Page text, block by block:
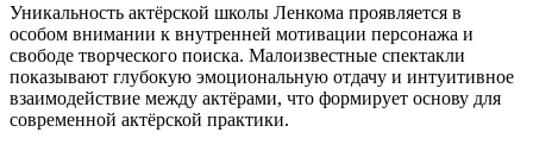
Уникальность актёрской школы Ленкома проявляется в
особом внимании к внутренней мотивации персонажа и
свободе творческого поиска. Малоизвестные спектакли
показывают глубокую эмоциональную отдачу и интуитивное
взаимодействие между актёрами, что формирует основу для
современной актёрской практики.